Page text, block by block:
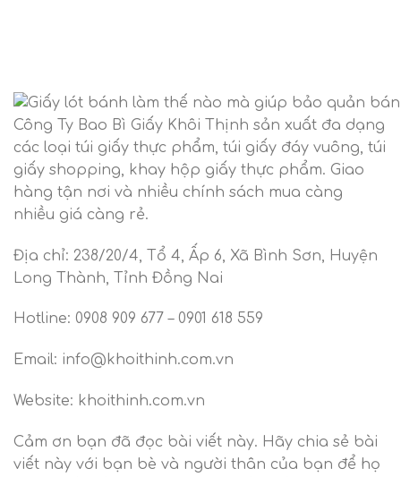
Công Ty Bao Bì Giấy Khôi Thịnh sản xuất đa dạng
các loại túi giấy thực phẩm, túi giấy đáy vuông, túi
giấy shopping, khay hộp giấy thực phẩm. Giao
hàng tận nơi và nhiều chính sách mua càng
nhiều giá càng rẻ.
Địa chỉ: 238/20/4, Tổ 4, Ấp 6, Xã Bình Sơn, Huyện
Long Thành, Tỉnh Đồng Nai
Hotline: 0908 909 677 – 0901 618 559
Email: info@khoithinh.com.vn
Website: khoithinh.com.vn
Cảm ơn bạn đã đọc bài viết này. Hãy chia sẻ bài
viết này với bạn bè và người thân của bạn để họ